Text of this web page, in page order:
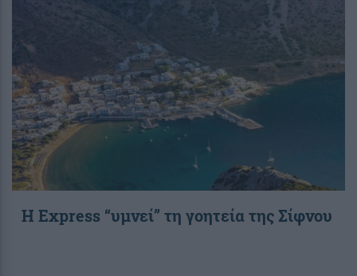
Η Express “υμνεί” τη γοητεία της Σίφνου